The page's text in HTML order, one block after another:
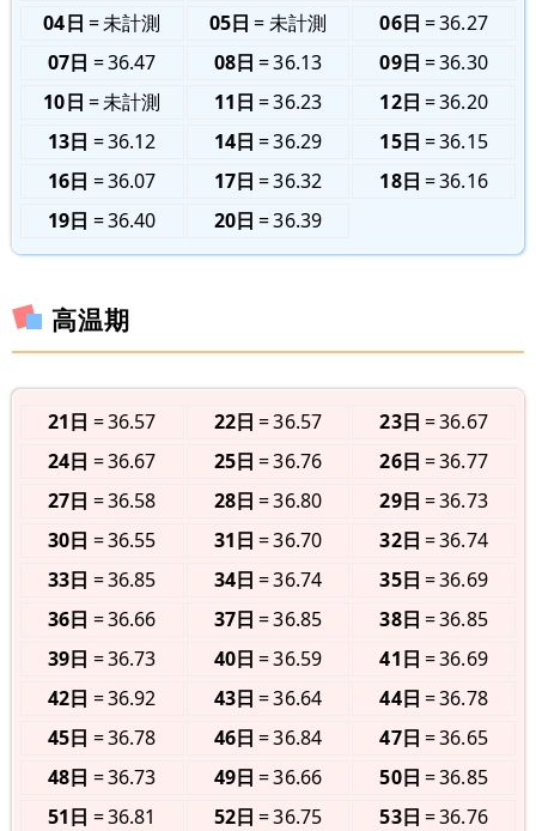
04日
未計測 05日 未計測 06日
36.27
07日
36.47 08日 36.13 09日
36.30
10日
未計測 11日 36.23 12日
36.20
13日
36.12 14日 36.29 15日
36.15
16日
36.07 17日 36.32 18日
36.16
19日
36.40 20日 36.39
高温期
21日 36.57 22日 36.57 23日
36.67
24日
36.67 25日 36.76 26日
36.77
27日
36.58 28日 36.80 29日
36.73
30日
36.55 31日 36.70 32日
36.74
33日
36.85 34日 36.74 35日
36.69
36日
36.66 37日 36.85 38日
36.85
39日
36.73 40日 36.59 41日
36.69
42日
36.92 43日 36.64 44日
36.78
45日
36.78 46日 36.84 47日
36.65
48日
36.73 49日 36.66 50日
36.85
51日
36.81 52日 36.75 53日 36.76